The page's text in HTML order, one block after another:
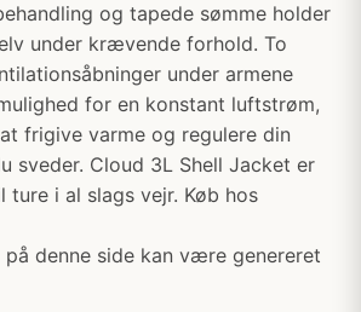
og tapede sømme holder
under krævende forhold. To
under armene
for en konstant luftstrøm,
frigive varme og regulere din
sveder. Cloud 3L Shell Jacket er
ture i al slags vejr. Køb hos
denne side kan være genereret